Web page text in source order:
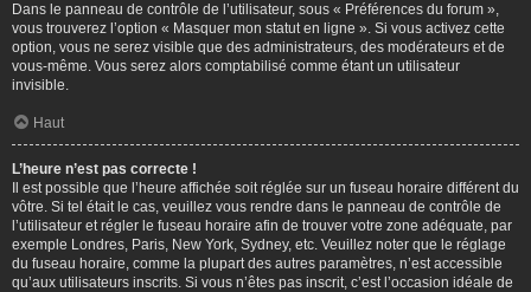
Dans le panneau de contrôle de l’utilisateur, sous « Préférences du forum »,
vous trouverez l’option « Masquer mon statut en ligne ». Si vous activez cette
option, vous ne serez visible que des administrateurs, des modérateurs et de
vous-même. Vous serez alors comptabilisé comme étant un utilisateur
invisible.
Haut
L’heure n’est pas correcte !
Il est possible que l’heure affichée soit réglée sur un fuseau horaire différent du
vôtre. Si tel était le cas, veuillez vous rendre dans le panneau de contrôle de
l’utilisateur et régler le fuseau horaire afin de trouver votre zone adéquate, par
exemple Londres, Paris, New York, Sydney, etc. Veuillez noter que le réglage
du fuseau horaire, comme la plupart des autres paramètres, n’est accessible
qu’aux utilisateurs inscrits. Si vous n’êtes pas inscrit, c’est l’occasion idéale de